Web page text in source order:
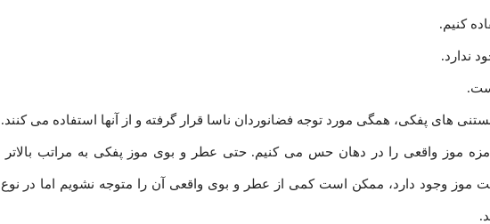
موز واقعی را در دهان حس می کنیم. حتی عطر و بوی موز پفکی به مراتب بالاتر
موز وجود دارد، ممکن است کمی از عطر و بوی واقعی آن را متوجه نشویم اما در